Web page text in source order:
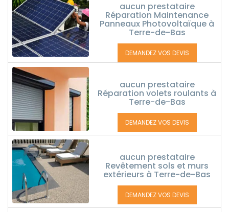
aucun prestataire
Réparation Maintenance
Panneaux Photovoltaïque à
Terre-de-Bas
DEMANDEZ VOS DEVIS
aucun prestataire
Réparation volets roulants à
Terre-de-Bas
DEMANDEZ VOS DEVIS
aucun prestataire
Revêtement sols et murs
extérieurs à Terre-de-Bas
DEMANDEZ VOS DEVIS